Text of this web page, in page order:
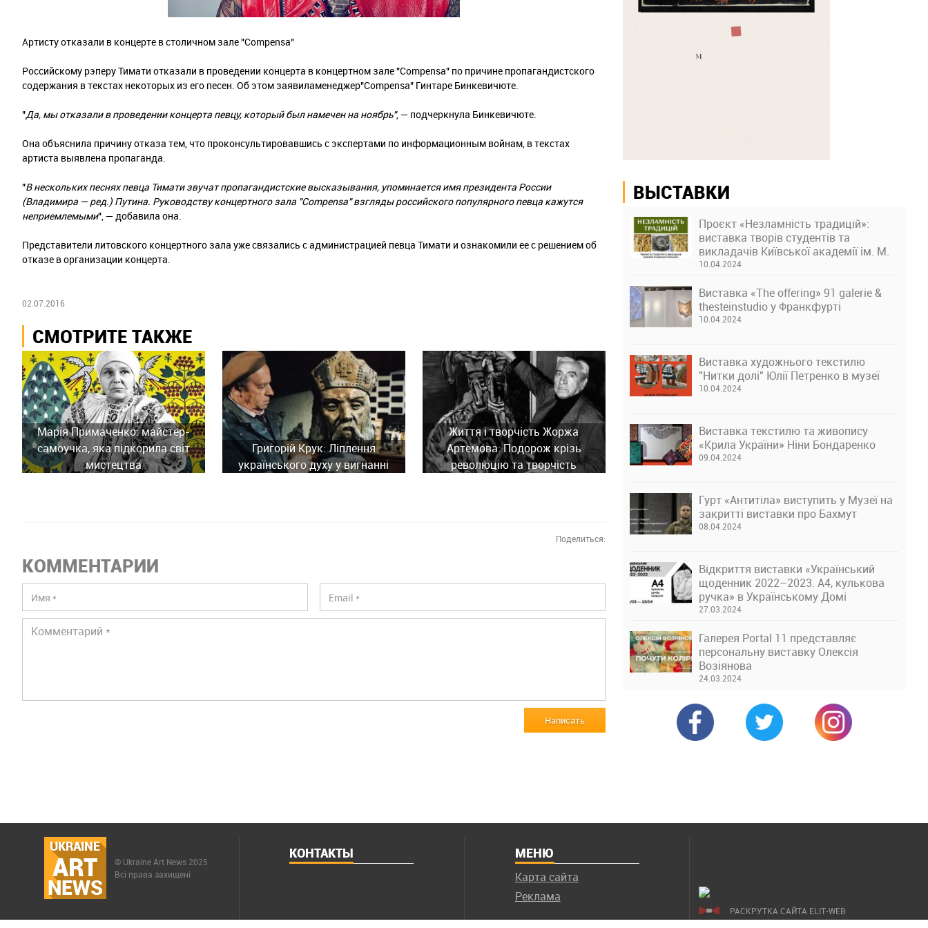
Артисту отказали в концерте в столичном зале "Compensa"
Российскому рэперу Тимати отказали в проведении концерта в концертном зале "Compensa" по причине пропагандистского
содержания в текстах некоторых из его песен. Об этом заявиламенеджер"Compensa" Гинтаре Бинкевичюте.
"Да, мы отказали в проведении концерта певцу, который был намечен на ноябрь", — подчеркнула Бинкевичюте.
Она объяснила причину отказа тем, что проконсультировавшись с экспертами по информационным войнам, в текстах
артиста выявлена пропаганда.
"В нескольких песнях певца Тимати звучат пропагандистские высказывания, упоминается имя президента России
(Владимира — ред.) Путина. Руководству концертного зала "Compensa" взгляды российского популярного певца кажутся
неприемлемыми", — добавила она.
Представители литовского концертного зала уже связались с администрацией певца Тимати и ознакомили ее с решением об
отказе в организации концерта.
02.07.2016
СМОТРИТЕ ТАКЖЕ
Марія Примаченко: майстер-
самоучка, яка підкорила світ
мистецтва
Григорій Крук: Ліплення
українського духу у вигнанні
Життя і творчість Жоржа
Артемова: Подорож крізь
революцію та творчість
Поделиться:
КОММЕНТАРИИ
Написать
ВЫСТАВКИ
Проєкт «Незламність традицій»:
виставка творів студентів та
викладачів Київської академії ім. М.
Бойчука
10.04.2024
Виставка «The offering» 91 galerie &
thesteinstudio у Франкфурті
10.04.2024
Виставка художнього текстилю
"Нитки долі" Юлії Петренко в музеї
10.04.2024
Виставка текстилю та живопису
«Крила України» Ніни Бондаренко
09.04.2024
Гурт «Антитіла» виступить у Музеї на
закритті виставки про Бахмут
08.04.2024
Відкриття виставки «Український
щоденник 2022–2023. А4, кулькова
ручка» в Українському Домі
27.03.2024
Галерея Portal 11 представляє
персональну виставку Олексія
Возіянова
24.03.2024
UKRAINE
ART
NEWS
© Ukraine Art News 2025
Всі права захищені
КОНТАКТЫ МЕНЮ
Карта сайта
Реклама
РАСКРУТКА САЙТА ELIT-WEB